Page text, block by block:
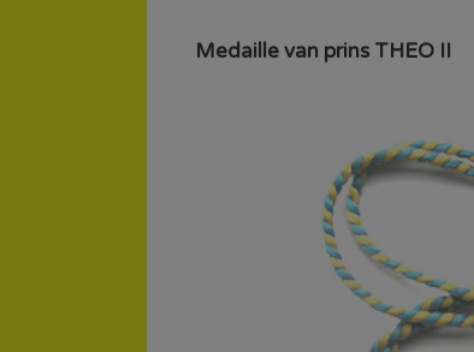
Medaille van prins THEO II